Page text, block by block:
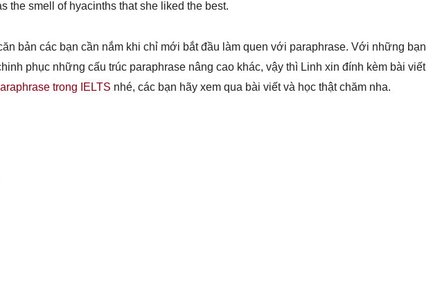
the smell of hyacinths that she liked the best.
bản các bạn cần nắm khi chỉ mới bắt đầu làm quen với paraphrase. Với những bạn
phục những cấu trúc paraphrase nâng cao khác, vậy thì Linh xin đính kèm bài viết
trong IELTS nhé, các bạn hãy xem qua bài viết và học thật chăm nha.